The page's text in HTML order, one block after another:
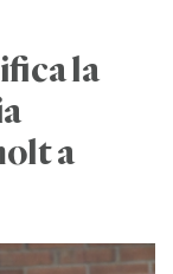
la
a